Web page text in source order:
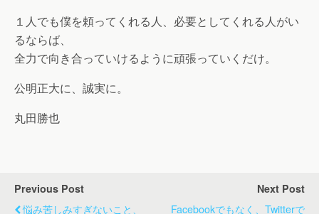
１人でも僕を頼ってくれる人、必要としてくれる人がい
るならば、
全力で向き合っていけるように頑張っていくだけ。
公明正大に、誠実に。
丸田勝也
Previous Post
悩み苦しみすぎないこと、
Next Post
Facebookでもなく、Twitterで